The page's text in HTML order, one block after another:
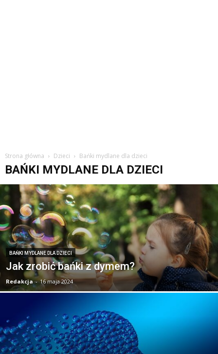
Strona główna Dzieci Bańki mydlane dla dzieci
BAŃKI MYDLANE DLA DZIECI
BAŃKI MYDLANE DLA DZIECI
Jak zrobić bańki z dymem?
Redakcja - 16 maja 2024